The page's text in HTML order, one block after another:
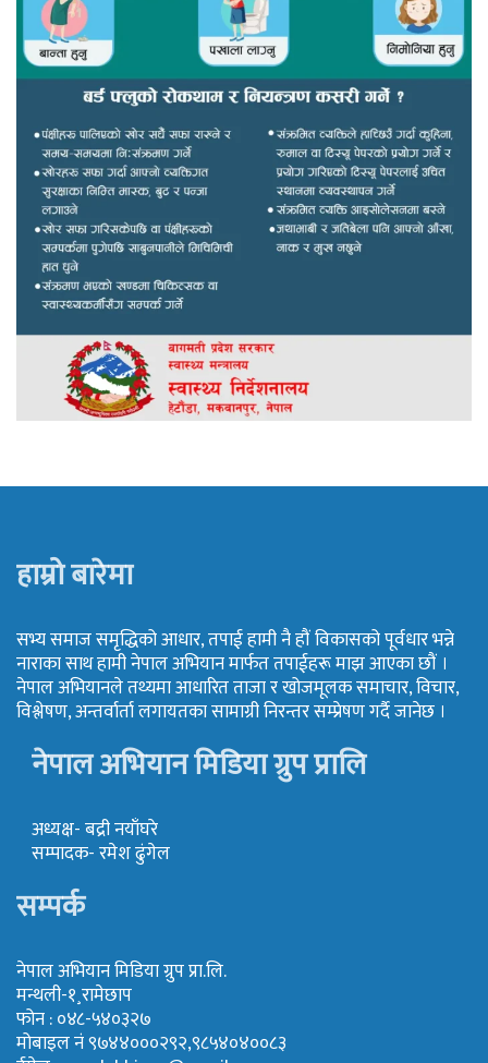
हाम्रो बारेमा
सभ्य समाज समृद्धिको आधार, तपाई हामी नै हौं विकासको पूर्वधार भन्ने
नाराका साथ हामी नेपाल अभियान मार्फत तपाईहरू माझ आएका छौं ।
नेपाल अभियानले तथ्यमा आधारित ताजा र खोजमूलक समाचार, विचार,
विश्लेषण, अन्तर्वार्ता लगायतका सामाग्री निरन्तर सम्प्रेषण गर्दै जानेछ ।
नेपाल अभियान मिडिया ग्रुप प्रालि
अध्यक्ष- बद्री नयाँघरे
सम्पादक- रमेश ढुंगेल
सम्पर्क
नेपाल अभियान मिडिया ग्रुप प्रा.लि.
मन्थली-१¸रामेछाप
फोन : ०४८-५४०३२७
मोबाइल नं ९७४४०००२९२,९८५४०४००८३